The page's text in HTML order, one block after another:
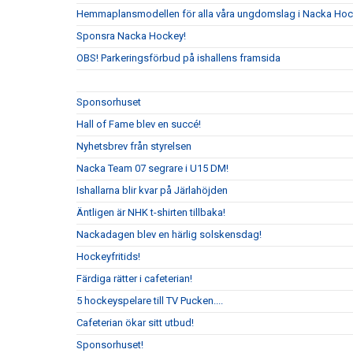
Hemmaplansmodellen för alla våra ungdomslag i Nacka
Sponsra Nacka Hockey!
OBS! Parkeringsförbud på ishallens framsida
Sponsorhuset
Hall of Fame blev en succé!
Nyhetsbrev från styrelsen
Nacka Team 07 segrare i U15 DM!
Ishallarna blir kvar på Järlahöjden
Äntligen är NHK t-shirten tillbaka!
Nackadagen blev en härlig solskensdag!
Hockeyfritids!
Färdiga rätter i cafeterian!
5 hockeyspelare till TV Pucken....
Cafeterian ökar sitt utbud!
Sponsorhuset!